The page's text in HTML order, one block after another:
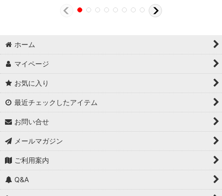
ホーム
マイページ
お気に入り
最近チェックしたアイテム
お問い合せ
メールマガジン
ご利用案内
Q&A